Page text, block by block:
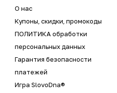
О нас
Купоны, скидки, промокоды
ПОЛИТИКА обработки
персональных данных
Гарантия безопасности
платежей
Игра SlovoDna®